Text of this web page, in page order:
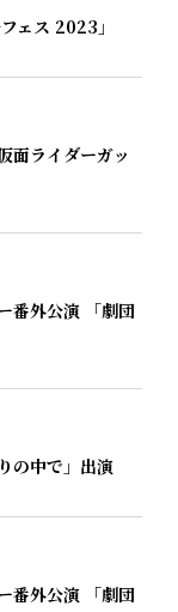
ェス 2023」
面ライダーガッ
番外公演 「劇団
の中で」出演
番外公演 「劇団